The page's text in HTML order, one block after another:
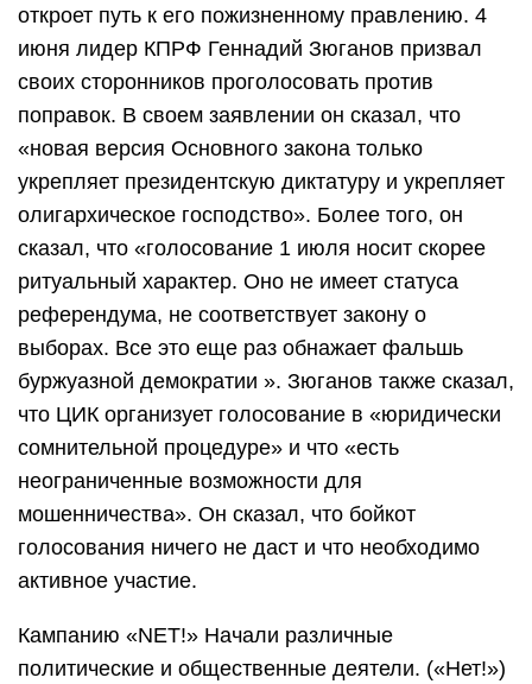
откроет путь к его пожизненному правлению. 4
июня лидер КПРФ Геннадий Зюганов призвал
своих сторонников проголосовать против
поправок. В своем заявлении он сказал, что
«новая версия Основного закона только
укрепляет президентскую диктатуру и укрепляет
олигархическое господство». Более того, он
сказал, что «голосование 1 июля носит скорее
ритуальный характер. Оно не имеет статуса
референдума, не соответствует закону о
выборах. Все это еще раз обнажает фальшь
буржуазной демократии ». Зюганов также сказал,
что ЦИК организует голосование в «юридически
сомнительной процедуре» и что «есть
неограниченные возможности для
мошенничества». Он сказал, что бойкот
голосования ничего не даст и что необходимо
активное участие.
Кампанию «NET!» Начали различные
политические и общественные деятели. («Нет!»)